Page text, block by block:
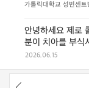
가톨릭대학교 성빈센트
안녕하세요 제로 콜라는 설탕이 없어 다이어트엔 괜찮지만 산성 성
분이 치아를 부식
물로 입을 헹구고
2026.06.15